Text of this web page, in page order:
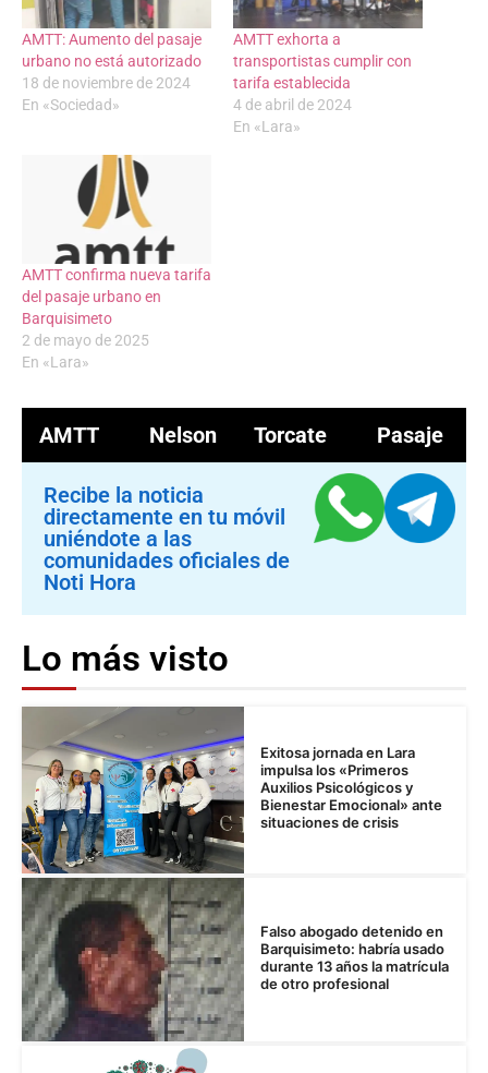
AMTT: Aumento del pasaje
urbano no está autorizado
18 de noviembre de 2024
En «Sociedad»
AMTT exhorta a
transportistas cumplir con
tarifa establecida
4 de abril de 2024
En «Lara»
AMTT confirma nueva tarifa
del pasaje urbano en
Barquisimeto
2 de mayo de 2025
En «Lara»
AMTT Nelson Torcate Pasaje
Recibe la noticia
directamente en tu móvil
uniéndote a las
comunidades oficiales de
Noti Hora
Lo más visto
Exitosa jornada en Lara
impulsa los «Primeros
Auxilios Psicológicos y
Bienestar Emocional» ante
situaciones de crisis
Falso abogado detenido en
Barquisimeto: habría usado
durante 13 años la matrícula
de otro profesional